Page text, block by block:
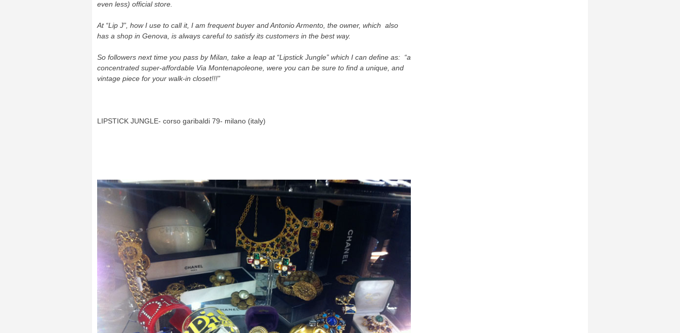
even less) official store.
At “Lip J”, how I use to call it, I am frequent buyer and Antonio Armento, the owner, which also
has a shop in Genova, is always careful to satisfy its customers in the best way.
So followers next time you pass by Milan, take a leap at “Lipstick Jungle” which I can define as: “a
concentrated super-affordable Via Montenapoleone, were you can be sure to find a unique, and
vintage piece for your walk-in closet!!!”
LIPSTICK JUNGLE- corso garibaldi 79- milano (italy)